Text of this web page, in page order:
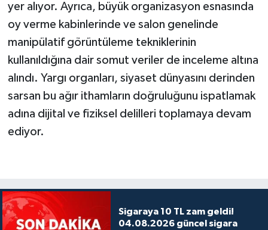
yer alıyor. Ayrıca, büyük organizasyon esnasında
oy verme kabinlerinde ve salon genelinde
manipülatif görüntüleme tekniklerinin
kullanıldığına dair somut veriler de inceleme altına
alındı. Yargı organları, siyaset dünyasını derinden
sarsan bu ağır ithamların doğruluğunu ispatlamak
adına dijital ve fiziksel delilleri toplamaya devam
ediyor.
Sigaraya 10 TL zam geldi!
04.08.2026 güncel sigara